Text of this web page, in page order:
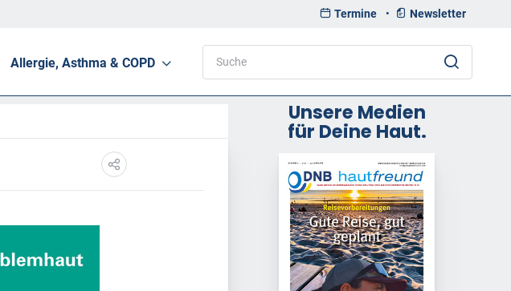
Termine • Newsletter
Allergie, Asthma & COPD
Unsere Medien
für Deine Haut.